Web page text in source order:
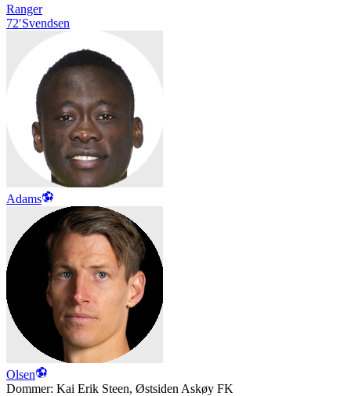
Ranger
72′Svendsen
Adams
Olsen
Dommer: Kai Erik Steen, Østsiden Askøy FK